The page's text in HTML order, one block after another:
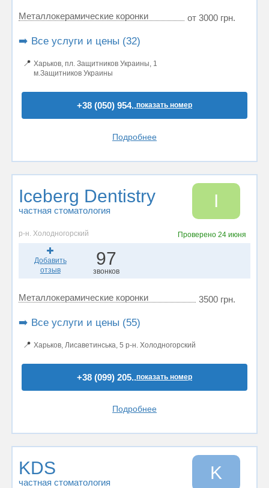
Металлокерамические коронки от 3000 грн.
➡️ Все услуги и цены (32)
📍 Харьков, пл. Защитников Украины, 1
м.Защитников Украины
+38 (050) 954..показать номер
Подробнее
Iceberg Dentistry
частная стоматология I
р-н. Холодногорский Проверено 24 июня
Добавить
отзыв
97
звонков
Металлокерамические коронки 3500 грн.
➡️ Все услуги и цены (55)
📍 Харьков, Лисаветинська, 5 р-н. Холодногорский
+38 (099) 205..показать номер
Подробнее
KDS
частная стоматология K